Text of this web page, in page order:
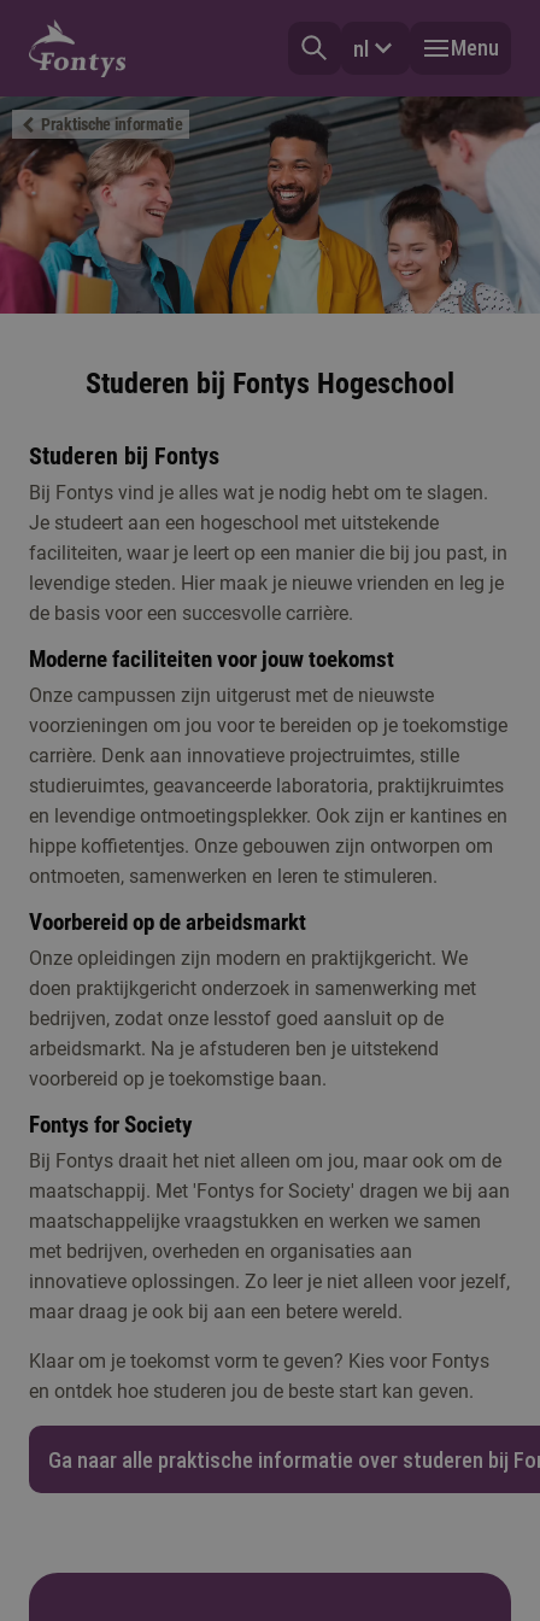
nl Menu
Praktische informatie
Studeren bij Fontys Hogeschool
Studeren bij Fontys
Bij Fontys vind je alles wat je nodig hebt om te slagen.
Je studeert aan een hogeschool met uitstekende
faciliteiten, waar je leert op een manier die bij jou past, in
levendige steden. Hier maak je nieuwe vrienden en leg je
de basis voor een succesvolle carrière.
Moderne faciliteiten voor jouw toekomst
Onze campussen zijn uitgerust met de nieuwste
voorzieningen om jou voor te bereiden op je toekomstige
carrière. Denk aan innovatieve projectruimtes, stille
studieruimtes, geavanceerde laboratoria, praktijkruimtes
en levendige ontmoetingsplekker. Ook zijn er kantines en
hippe koffietentjes. Onze gebouwen zijn ontworpen om
ontmoeten, samenwerken en leren te stimuleren.
Voorbereid op de arbeidsmarkt
Onze opleidingen zijn modern en praktijkgericht. We
doen praktijkgericht onderzoek in samenwerking met
bedrijven, zodat onze lesstof goed aansluit op de
arbeidsmarkt. Na je afstuderen ben je uitstekend
voorbereid op je toekomstige baan.
Fontys for Society
Bij Fontys draait het niet alleen om jou, maar ook om de
maatschappij. Met 'Fontys for Society' dragen we bij aan
maatschappelijke vraagstukken en werken we samen
met bedrijven, overheden en organisaties aan
innovatieve oplossingen. Zo leer je niet alleen voor jezelf,
maar draag je ook bij aan een betere wereld.
Klaar om je toekomst vorm te geven? Kies voor Fontys
en ontdek hoe studeren jou de beste start kan geven.
Ga naar alle praktische informatie over studeren bij